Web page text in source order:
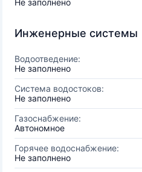
Не заполнено
Инженерные системы
Водоотведение:
Не заполнено
Система водостоков:
Не заполнено
Газоснабжение:
Автономное
Горячее водоснабжение:
Не заполнено